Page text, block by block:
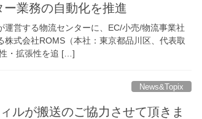
業務の自動化を推進
営する物流センターに、EC/小売/物流事業社
式会社ROMS（本社：東京都品川区、代表取
・拡張性を追 […]
News&Topix
ルが搬送のご協力させて頂きま